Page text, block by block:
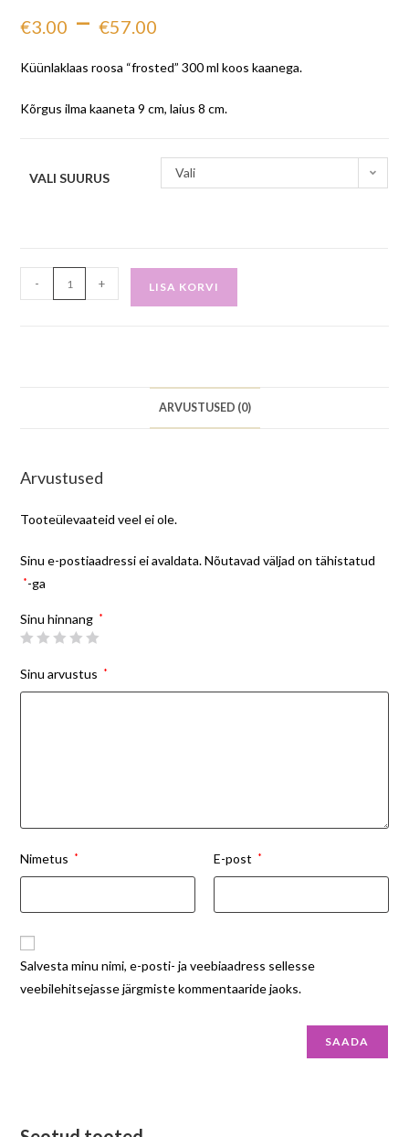
€3.00 – €57.00
Küünlaklaas roosa “frosted” 300 ml koos kaanega.
Kõrgus ilma kaaneta 9 cm, laius 8 cm.
VALI SUURUS Vali
- + LISA KORVI
ARVUSTUSED (0)
Arvustused
Tooteülevaateid veel ei ole.
Sinu e-postiaadressi ei avaldata. Nõutavad väljad on tähistatud
*-ga
Sinu hinnang *
Sinu arvustus *
Nimetus * E-post *
Salvesta minu nimi, e-posti- ja veebiaadress sellesse
veebilehitsejasse järgmiste kommentaaride jaoks.